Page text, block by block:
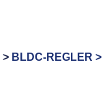
> BLDC-REGLER >